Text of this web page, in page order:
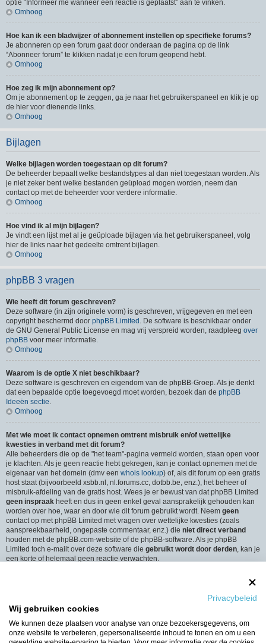
optie “Informeer me wanneer een reactie is geplaatst” aan te vinken.
Omhoog
Hoe kan ik een bladwijzer of abonnement instellen op specifieke forums?
Je abonneren op een forum gaat door onderaan de pagina op de link
“Abonneer forum” te klikken nadat je een forum geopend hebt.
Omhoog
Hoe zeg ik mijn abonnement op?
Om je abonnement op te zeggen, ga je naar het gebruikerspaneel en klik je op
de hier voor dienende links.
Omhoog
Bijlagen
Welke bijlagen worden toegestaan op dit forum?
De beheerder bepaalt welke bestandstypes al dan niet toegestaan worden. Als
je niet zeker bent welke bestanden geüpload mogen worden, neem dan
contact op met de beheerder voor verdere informatie.
Omhoog
Hoe vind ik al mijn bijlagen?
Je vindt een lijst met al je geüploade bijlagen via het gebruikerspaneel, volg
hier de links naar het gedeelte omtrent bijlagen.
Omhoog
phpBB 3 vragen
Wie heeft dit forum geschreven?
Deze software (in zijn originele vorm) is geschreven, vrijgegeven en met een
copyright beschermd door phpBB Limited . De software is beschikbaar onder
de GNU General Public License en mag vrij verspreid worden, raadpleeg over
phpBB voor meer informatie.
Omhoog
Waarom is de optie X niet beschikbaar?
Deze software is geschreven en eigendom van de phpBB-Groep. Als je denkt
dat een bepaalde optie toegevoegd moet worden, bezoek dan de phpBB
Ideeën sectie.
Omhoog
Met wie moet ik contact opnemen omtrent misbruik en/of wettelijke
kwesties in verband met dit forum?
Alle beheerders die op de "het team"-pagina vermeld worden, staan open voor
je klachten. Als je geen reactie hebt gekregen, kan je contact opnemen met de
eigenaar van het domein (dmv een whois lookup) of, als dit forum op een gratis
host staat (bijvoorbeeld xsbb.nl, nl.forums.cc, dotbb.be, enz.), het beheer of
misbruik-afdeling van de gratis host. Wees je er bewust van dat phpBB Limited
geen inspraak heeft en dus in geen enkel geval aansprakelijk gehouden kan
worden over hoe, waar en door wie dit forum gebruikt wordt. Neem geen
contact op met phpBB Limited met vragen over wettelijke kwesties (zoals
aanspreekbaarheid, ongepaste commentaar, enz.) die niet direct verband
houden met de phpBB.com-website of de phpBB-software. Als je phpBB
Limited toch e-mailt over deze software die gebruikt wordt door derden, kan je
een korte of helemaal geen reactie verwachten.
Alle gebruikers van het forum kunnen gebruik maken van het “Contact”-
formulier, als de optie is ingeschakeld door de beheerders.
Leden van het forum kunnen ook gebruik maken van de “Het Team”-link.
Omhoog
Privacybeleid
Wij gebruiken cookies
We kunnen deze plaatsen voor analyse van onze bezoekersgegevens, om
onze website te verbeteren, gepersonaliseerde inhoud te tonen en om u een